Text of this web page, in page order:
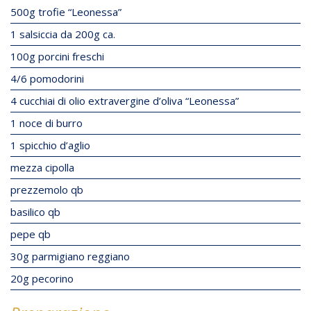
500g trofie “Leonessa”
1 salsiccia da 200g ca.
100g porcini freschi
4/6 pomodorini
4 cucchiai di olio extravergine d’oliva “Leonessa”
1 noce di burro
1 spicchio d’aglio
mezza cipolla
prezzemolo qb
basilico qb
pepe qb
30g parmigiano reggiano
20g pecorino